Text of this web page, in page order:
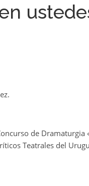
de Dramaturgia
Teatrales del